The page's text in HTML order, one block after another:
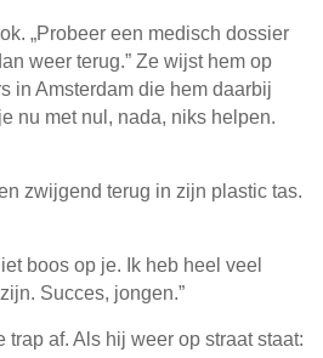
„Probeer een medisch dossier
weer terug.” Ze wijst hem op
in Amsterdam die hem daarbij
nu met nul, nada, niks helpen.
zwijgend terug in zijn plastic tas.
boos op je. Ik heb heel veel
Succes, jongen.”
trap af. Als hij weer op straat staat: